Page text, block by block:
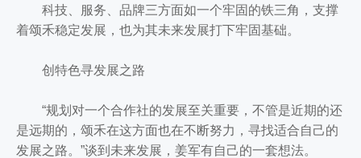
科技、服务、品牌三方面如一个牢固的铁三角，支撑
着颂禾稳定发展，也为其未来发展打下牢固基础。
创特色寻发展之路
“规划对一个合作社的发展至关重要，不管是近期的还
是远期的，颂禾在这方面也在不断努力，寻找适合自己的
发展之路。”谈到未来发展，姜军有自己的一套想法。